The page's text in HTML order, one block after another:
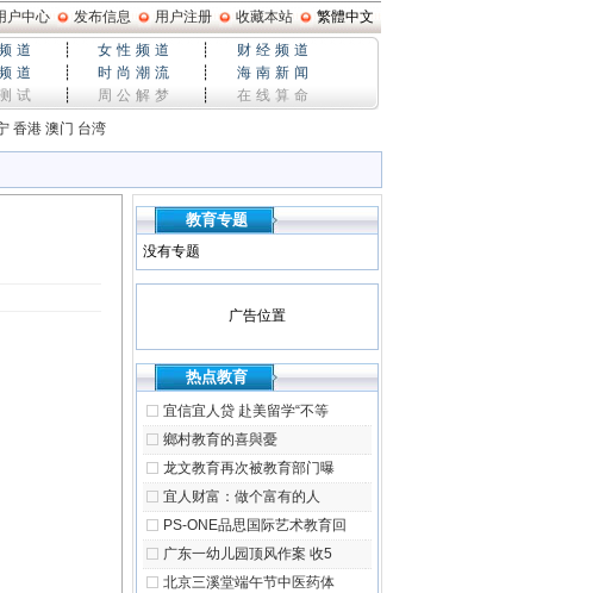
户中心 发布信息 用户注册 收藏本站
繁體中文
道 ┊ 女性频道 ┊
财经频道
道 ┊ 时尚潮流 ┊
海南新闻
试 ┊ 周公解梦 ┊ 在线算命
香港 澳门 台湾
教育专题
没有专题
广告位置
热点教育
宜信宜人贷 赴美留学“不等
鄉村教育的喜與憂
龙文教育再次被教育部门曝
宜人财富：做个富有的人
PS-ONE品思国际艺术教育回
广东一幼儿园顶风作案 收5
北京三溪堂端午节中医药体